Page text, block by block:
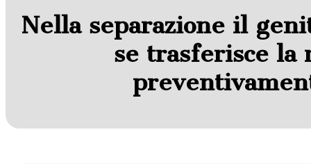
Nella separazione il
se trasferisce la